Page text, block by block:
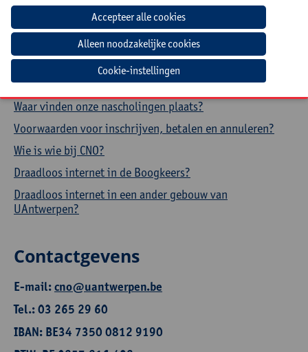
Hoe aanmelden en inschrijven via CNOweb?
Hoe een evaluatieformulier invullen?
Hoe een aanwezigheidsattest downloaden?
Hoe je profiel aanpassen?
Waar vinden onze nascholingen plaats?
Voorwaarden voor inschrijven, betalen en annuleren?
Wie is wie bij CNO?
Draadloos internet in de Boogkeers?
Draadloos internet in een ander gebouw van
UAntwerpen?
Contactgevens
E-mail:cno@uantwerpen.be
Tel.: 03 265 29 60
IBAN: BE34 7350 0812 9190
Cookie-instellingen